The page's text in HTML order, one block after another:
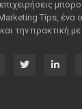
Tips, ένα
την πρακτική με